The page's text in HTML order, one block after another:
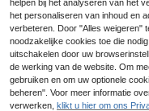
Resyla Men Gestreept
md met korte mouwen en één
open, casual/zakelijk
16 -1% 16.99€
helpen bij het analyseren van het
het personaliseren van inhoud en
verbeteren. Door "Alles weigeren"
noodzakelijke cookies toe die
uitschakelen door uw
de werking van de website. Om
gebruiken en om uw optionele
beheren". Voor meer informatie
verwerken, klikt u hier om ons